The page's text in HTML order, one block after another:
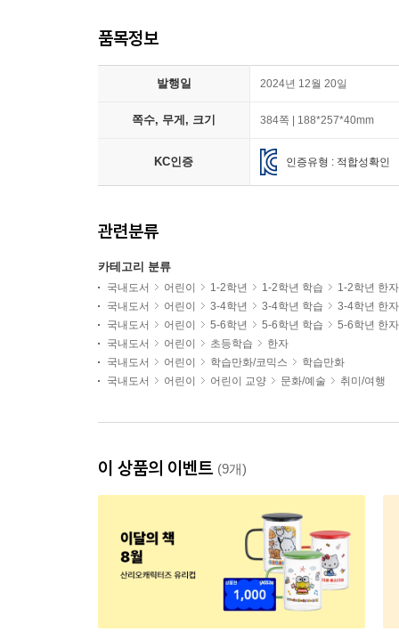
품목정보
발행일 2024년 12월 20일
쪽수, 무게, 크기 384쪽 | 188*257*40mm
KC인증 인증유형 : 적합성확인
관련분류
카테고리 분류
국내도서 어린이 1-2학년 1-2학년 학습
1-2학년 한자
국내도서
어린이 3-4학년 3-4학년 학습
3-4학년 한자
국내도서
어린이 5-6학년 5-6학년 학습
5-6학년 한자
국내도서
어린이 초등학습
한자
국내도서
어린이 학습만화/코믹스
학습만화
국내도서
어린이 어린이 교양 문화/예술 취미/여행
이 상품의 이벤트 (9개)